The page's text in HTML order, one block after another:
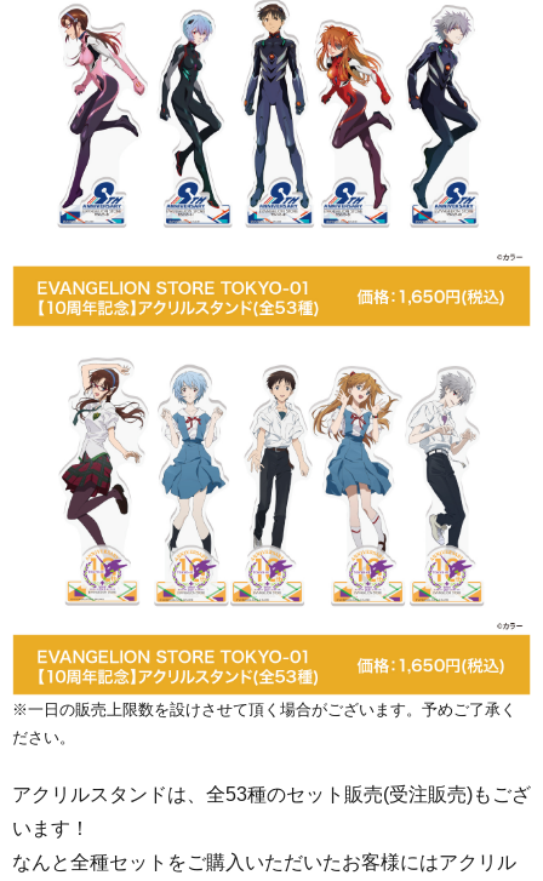
※一日の販売上限数を設けさせて頂く場合がございます。予めご了承く
ださい。
アクリルスタンドは、全53種のセット販売(受注販売)もござ
います！
なんと全種セットをご購入いただいたお客様にはアクリル